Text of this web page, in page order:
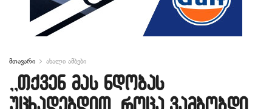
მთავარი ახალი ამბები
,,თქვენ მას ნდობას